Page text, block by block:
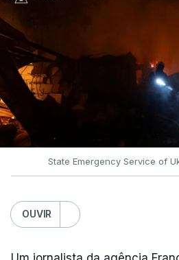
State Emergency Service of
OUVIR